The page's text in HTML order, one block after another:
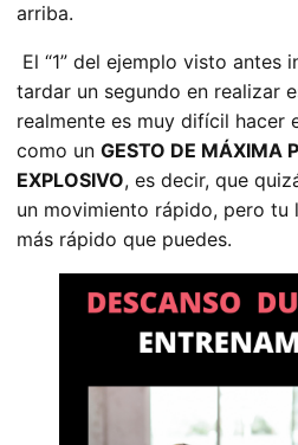
arriba.
El “1” del ejemplo visto antes
tardar un segundo en realizar
realmente es muy difícil hacer
como un GESTO DE MÁXIMA
EXPLOSIVO, es decir, que
un movimiento rápido, pero tu
más rápido que puedes.